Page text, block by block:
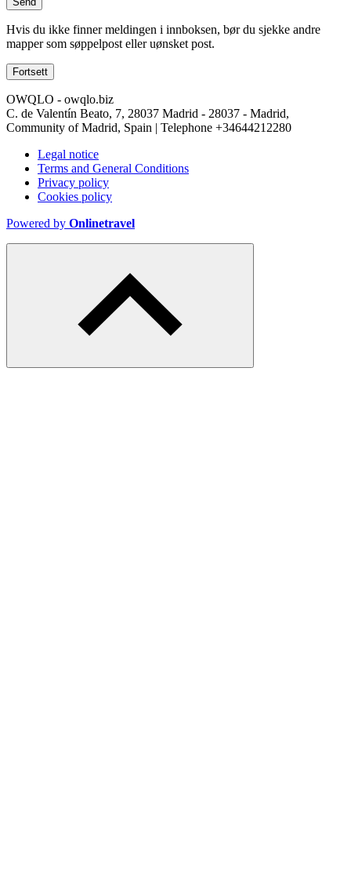
Hvis du ikke finner meldingen i innboksen, bør du sjekke andre
mapper som søppelpost eller uønsket post.
Fortsett
OWQLO - owqlo.biz
C. de Valentín Beato, 7, 28037 Madrid - 28037 - Madrid,
Community of Madrid, Spain | Telephone +34644212280
Legal notice
Terms and General Conditions
Privacy policy
Cookies policy
Powered by Onlinetravel